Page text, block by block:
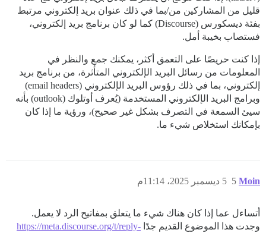
قليل من المشاركين من/بما في ذلك عنوان بريد إلكتروني مرتبط
بفئة ديسكورس (Discourse) كما لو كان برنامج بريد إلكتروني،
فستصاب بخيبة أمل.
إذا كنت حريصًا على التعمق أكثر، يمكنك جمع والنظر في
المعلومات من رسائل البريد الإلكتروني المتأثرة، من برنامج بريد
إلكتروني، بما في ذلك رؤوس البريد الإلكتروني (email headers)
وبرامج البريد الإلكتروني المستخدمة (يُعرف أوتلوك (outlook) بأنه
سيئ السمعة في التصرف بشكل غير صحيح)، ورؤية ما إذا كان
بإمكانك استخلاص شيء ما.
Moin 5 ديسمبر 2025، 11:14م 5
أتساءل عما إذا كان هناك شيء ما يتعلق بمفاتيح الرد لا يعمل.
وجدت هذا الموضوع القديم جدًا https://meta.discourse.org/t/reply-